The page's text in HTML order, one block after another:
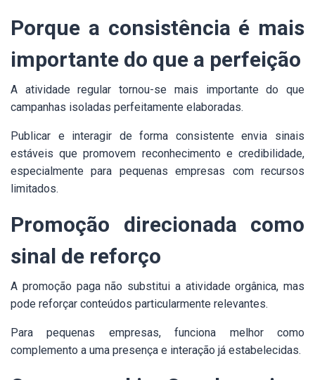
Porque a consistência é mais
importante do que a perfeição
A atividade regular tornou-se mais importante do que
campanhas isoladas perfeitamente elaboradas.
Publicar e interagir de forma consistente envia sinais
estáveis que promovem reconhecimento e credibilidade,
especialmente para pequenas empresas com recursos
limitados.
Promoção direcionada como
sinal de reforço
A promoção paga não substitui a atividade orgânica, mas
pode reforçar conteúdos particularmente relevantes.
Para pequenas empresas, funciona melhor como
complemento a uma presença e interação já estabelecidas.